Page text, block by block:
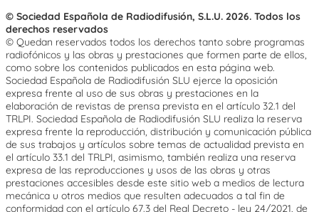
© Sociedad Española de Radiodifusión, S.L.U. 2026. Todos los
derechos reservados
© Quedan reservados todos los derechos tanto sobre programas
radiofónicos y las obras y prestaciones que formen parte de ellos,
como sobre los contenidos publicados en esta página web.
Sociedad Española de Radiodifusión SLU ejerce la oposición
expresa frente al uso de sus obras y prestaciones en la
elaboración de revistas de prensa prevista en el artículo 32.1 del
TRLPI. Sociedad Española de Radiodifusión SLU realiza la reserva
expresa frente la reproducción, distribución y comunicación pública
de sus trabajos y artículos sobre temas de actualidad prevista en
el artículo 33.1 del TRLPI, asimismo, también realiza una reserva
expresa de las reproducciones y usos de las obras y otras
prestaciones accesibles desde este sitio web a medios de lectura
mecánica u otros medios que resulten adecuados a tal fin de
conformidad con el artículo 67.3 del Real Decreto - ley 24/2021, de